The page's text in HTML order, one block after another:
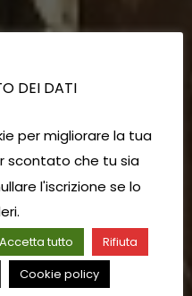
DEI DATI
per migliorare la tua
scontato che tu sia
l'iscrizione se lo
Accetta tutto
Rifiuta
Cookie policy